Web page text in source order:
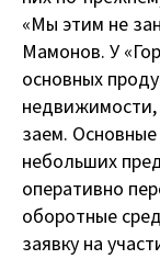
«Мы этим не
Мамонов. У
основных
заем.
небольших
оперативно
оборотные
заявку на